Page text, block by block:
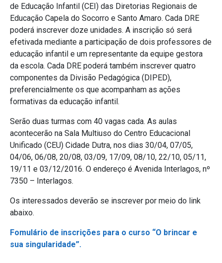
de Educação Infantil (CEI) das Diretorias Regionais de
Educação Capela do Socorro e Santo Amaro. Cada DRE
poderá inscrever doze unidades. A inscrição só será
efetivada mediante a participação de dois professores de
educação infantil e um representante da equipe gestora
da escola. Cada DRE poderá também inscrever quatro
componentes da Divisão Pedagógica (DIPED),
preferencialmente os que acompanham as ações
formativas da educação infantil.
Serão duas turmas com 40 vagas cada. As aulas
acontecerão na Sala Multiuso do Centro Educacional
Unificado (CEU) Cidade Dutra, nos dias 30/04, 07/05,
04/06, 06/08, 20/08, 03/09, 17/09, 08/10, 22/10, 05/11,
19/11 e 03/12/2016. O endereço é Avenida Interlagos, nº
7350 – Interlagos.
Os interessados deverão se inscrever por meio do link
abaixo.
Fomulário de inscrições para o curso “O brincar e
sua singularidade”.